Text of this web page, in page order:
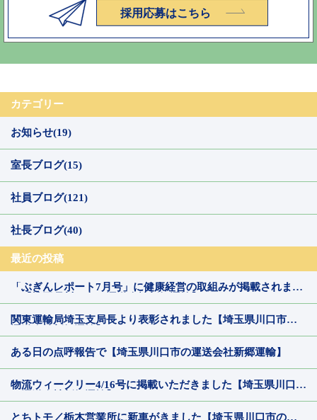
カテゴリー
お知らせ(19)
室長ブログ(15)
社員ブログ(121)
社長ブログ(40)
最近の投稿
「ぶぎんレポート7月号」に健康経営の取組みが掲載されまし
関東運輸局埼玉支局長より表彰されました【埼玉県川口市の
ある日の点呼報告で【埼玉県川口市の運送会社新郷運輸】
物流ウィークリー4/16号に掲載いただきました【埼玉県川口市
とちトモ／栃木営業所に新車がきました【埼玉県川口市の運